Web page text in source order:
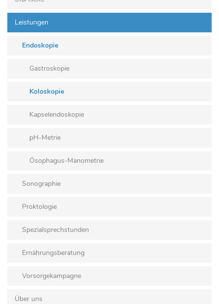
Leistungen
Endoskopie
Gastroskopie
Koloskopie
Kapselendoskopie
pH-Metrie
Ösophagus-Manometrie
Sonographie
Proktologie
Spezialsprechstunden
Ernährungsberatung
Vorsorgekampagne
Über uns